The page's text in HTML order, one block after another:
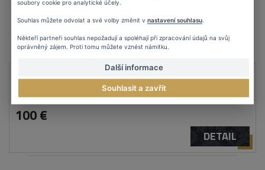
Ručne maľovaný obraz abstrakcie béžovej gule
OBRAZ: M017
100 €
DETAIL
soubory cookie pro analytické účely.
Souhlas můžete odvolat a své volby změnit v nastavení souhlasu
Někteří partneři souhlas nepožadují a spoléhají při zpracování údajů na svůj
oprávněný zájem. Proti tomu můžete vznést námitku.
Další informace
Souhlasit a zavřít